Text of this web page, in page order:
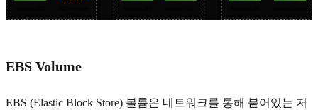
EBS Volume
EBS (Elastic Block Store) 볼륨은 네트워크를 통해 붙어있는 저